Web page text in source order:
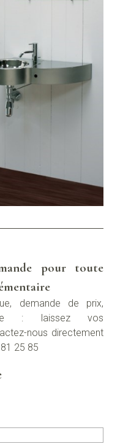
pour toute
demande de prix,
: laissez vos
nous directement
25 85